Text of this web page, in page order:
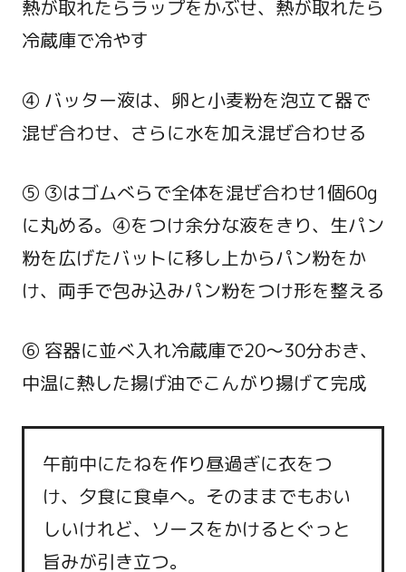
熱が取れたらラップをかぶせ、熱が取れたら
冷蔵庫で冷やす
④ バッター液は、卵と小麦粉を泡立て器で
混ぜ合わせ、さらに水を加え混ぜ合わせる
⑤ ③はゴムべらで全体を混ぜ合わせ1個60g
に丸める。④をつけ余分な液をきり、生パン
粉を広げたバットに移し上からパン粉をか
け、両手で包み込みパン粉をつけ形を整える
⑥ 容器に並べ入れ冷蔵庫で20～30分おき、
中温に熱した揚げ油でこんがり揚げて完成
午前中にたねを作り昼過ぎに衣をつ
け、夕食に食卓へ。そのままでもおい
しいけれど、ソースをかけるとぐっと
旨みが引き立つ。